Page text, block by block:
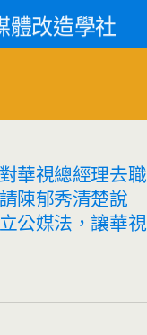
體改造學社
華視總經理去職
陳郁秀清楚說
公媒法，讓華視